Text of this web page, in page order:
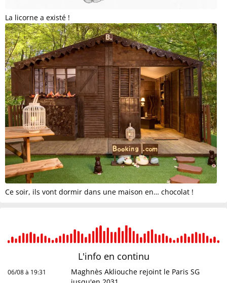
La licorne a existé !
Ce soir, ils vont dormir dans une maison en… chocolat !
L'info en continu
06/08 à 19:31
Maghnès Akliouche rejoint le Paris SG